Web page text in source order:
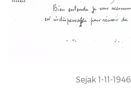
Sejak 1-11-1946